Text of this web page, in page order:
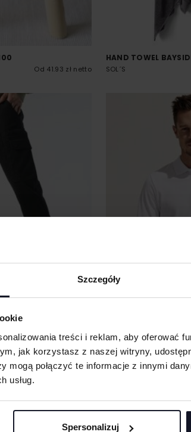
Szczegóły
treści i reklam, aby oferować
jak korzystasz z naszej witryny,
mogą połączyć te informacje z innymi
usług.
Spersonalizuj
Od 41.93 zł netto
HAND TOWEL
SOL´S
Od 88.73 zł netto
SHIRT
SOL´S